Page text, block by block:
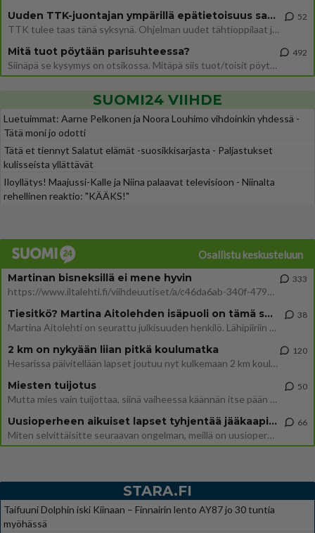
Uuden TTK-juontajan ympärillä epätietoisuus sakenee - Nyt MTV hämmentää soppaa
TTK tulee taas tänä syksynä. Ohjelman uudet tähtioppilaat julkistetaan torstaina 6. elokuuta klo 14 alkavassa lehdistö
52
Mitä tuot pöytään parisuhteessa?
Siinäpä se kysymys on otsikossa. Mitäpä siis tuot/toisit pöytään parisuhteessa? Oletko mies vai nainen? Koetko sen mitä
492
SUOMI24 VIIHDE
Luetuimmat: Aarne Pelkonen ja Noora Louhimo vihdoinkin yhdessä -
Tätä moni jo odotti
Tätä et tiennyt Salatut elämät -suosikkisarjasta - Paljastukset
kulisseista yllättävät
Iloyllätys! Maajussi-Kalle ja Niina palaavat televisioon - Niinalta
rehellinen reaktio: "KÄÄKS!"
Osallistu keskusteluun
Martinan bisneksillä ei mene hyvin
https://www.iltalehti.fi/viihdeuutiset/a/c46da6ab-340f-4790-aaa7-0865eed2336 Yrityksen konkurssihakemus on tullut kärä
333
Tiesitkö? Martina Aitolehden isäpuoli on tämä suosittu laulaja
Martina Aitolehti on seurattu julkisuuden henkilö. Lähipiiriin mahtuu muitakin tunnettuja henkilöitä. Tiesitkö, että Ma
38
2 km on nykyään liian pitkä koulumatka
Hesarissa päivitellään lapset joutuu nyt kulkemaan 2 km kouluun jösses. Ruostefillarilla tuo matka menee vaikka miten äk
120
Miesten tuijotus
Mutta mies vain tuijottaa, siinä vaiheessa käännän itse pään pois. Mikä juttu? Yleensä jos joku tuijottaa tai katsoo, hä
50
Uusioperheen aikuiset lapset tyhjentää jääkaapin käydessään
Miten selvittäisitte seuraavan ongelman, meillä on uusioperhe, minulla teini-ikäiset lapset ja puolisolla aikuiset, jotk
66
STARA.FI
Taifuuni Dolphin iski Kiinaan – Finnairin lento AY87 jo 30 tuntia
myöhässä